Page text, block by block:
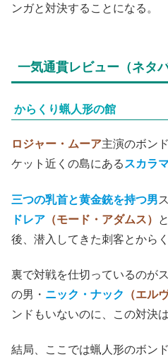
ンガと対決することになる。
からくり蝋人形の館
ケット近くの島にあるスカラ